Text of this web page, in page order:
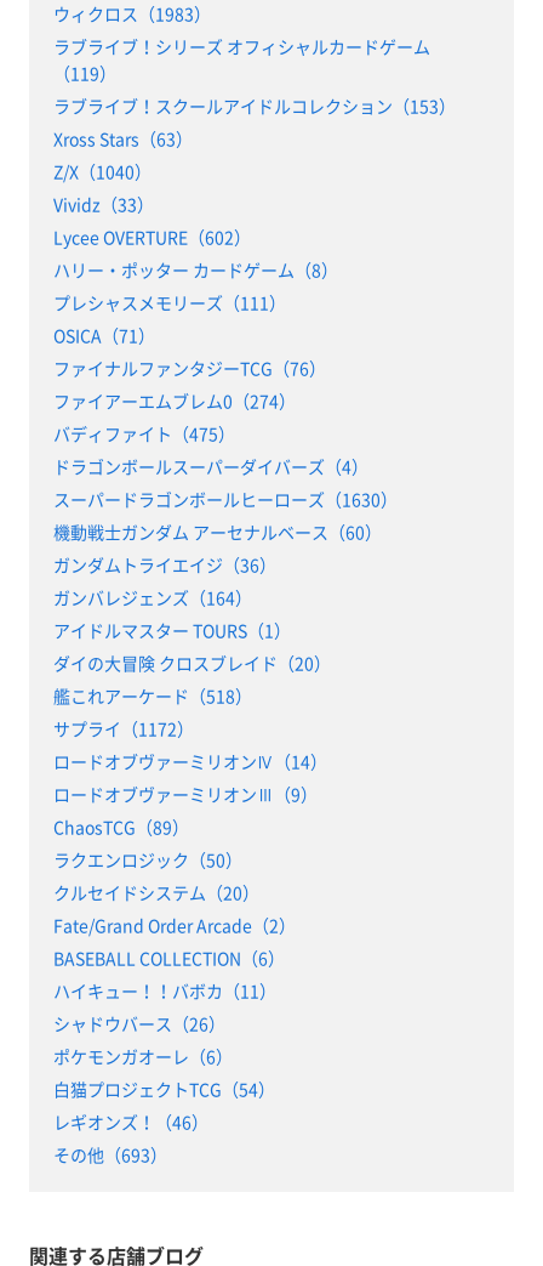
ウィクロス（1983）
ラブライブ！シリーズ オフィシャルカードゲーム
（119）
ラブライブ！スクールアイドルコレクション（153）
Xross Stars（63）
Z/X（1040）
Vividz（33）
Lycee OVERTURE（602）
ハリー・ポッター カードゲーム（8）
プレシャスメモリーズ（111）
OSICA（71）
ファイナルファンタジーTCG（76）
ファイアーエムブレム0（274）
バディファイト（475）
ドラゴンボールスーパーダイバーズ（4）
スーパードラゴンボールヒーローズ（1630）
機動戦士ガンダム アーセナルベース（60）
ガンダムトライエイジ（36）
ガンバレジェンズ（164）
アイドルマスター TOURS（1）
ダイの大冒険 クロスブレイド（20）
艦これアーケード（518）
サプライ（1172）
ロードオブヴァーミリオンⅣ（14）
ロードオブヴァーミリオンⅢ（9）
ChaosTCG（89）
ラクエンロジック（50）
クルセイドシステム（20）
Fate/Grand Order Arcade（2）
BASEBALL COLLECTION（6）
ハイキュー！！バボカ（11）
シャドウバース（26）
ポケモンガオーレ（6）
白猫プロジェクトTCG（54）
レギオンズ！（46）
その他（693）
関連する店舗ブログ